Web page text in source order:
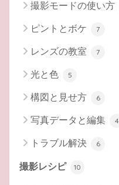
撮影モードの使い方
ピントとボケ 7
レンズの教室 7
光と色 5
構図と見せ方 6
写真データと編集 4
トラブル解決 6
撮影レシピ 10